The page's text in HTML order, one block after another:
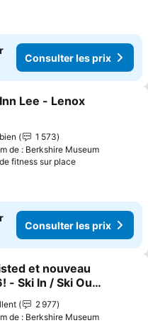
Consulter les prix
à mes favoris
Lee - Lenox
les prix
1 573
de : Berkshire Museum
fitness sur placeConsulter
Consulter les prix
à mes favoris
et nouveau
- Ski In / Ski Out
Mountain
les prix
2 977
de : Berkshire Museum